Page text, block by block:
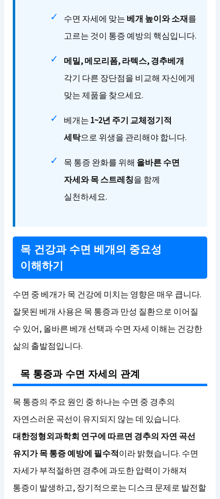
수면 자세에 맞는 베개 높이와 소재를
고르는 것이 통증 예방의 핵심입니다.
메밀, 메모리폼, 라텍스, 경추베개
각기 다른 장단점을 비교해 자신에게
맞는 제품을 찾으세요.
베개는 1~2년 주기 교체정기적
세탁으로 위생을 관리해야 합니다.
목 통증 완화를 위해 올바른 수면
자세와 목 스트레칭을 함께
실천하세요.
목 건강과 수면 베개의 중요성
이해하기
수면 중 베개가 목 건강에 미치는 영향은 매우 큽니다.
잘못된 베개 사용은 목 통증과 만성 질환으로 이어질
수 있어, 올바른 베개 선택과 수면 자세 이해는 건강한
삶의 출발점입니다.
목 통증과 수면 자세의 관계
목 통증의 주요 원인 중 하나는 수면 중 경추의
자연스러운 곡선이 유지되지 않는 데 있습니다.
대한정형외과학회 연구에 따르면 경추의 자연 곡선
유지가 목 통증 예방에 필수적이라 밝혔습니다. 수면
자세가 부적절하면 경추에 과도한 압력이 가해져
통증이 발생하고, 장기적으로는 디스크 문제로 발전할